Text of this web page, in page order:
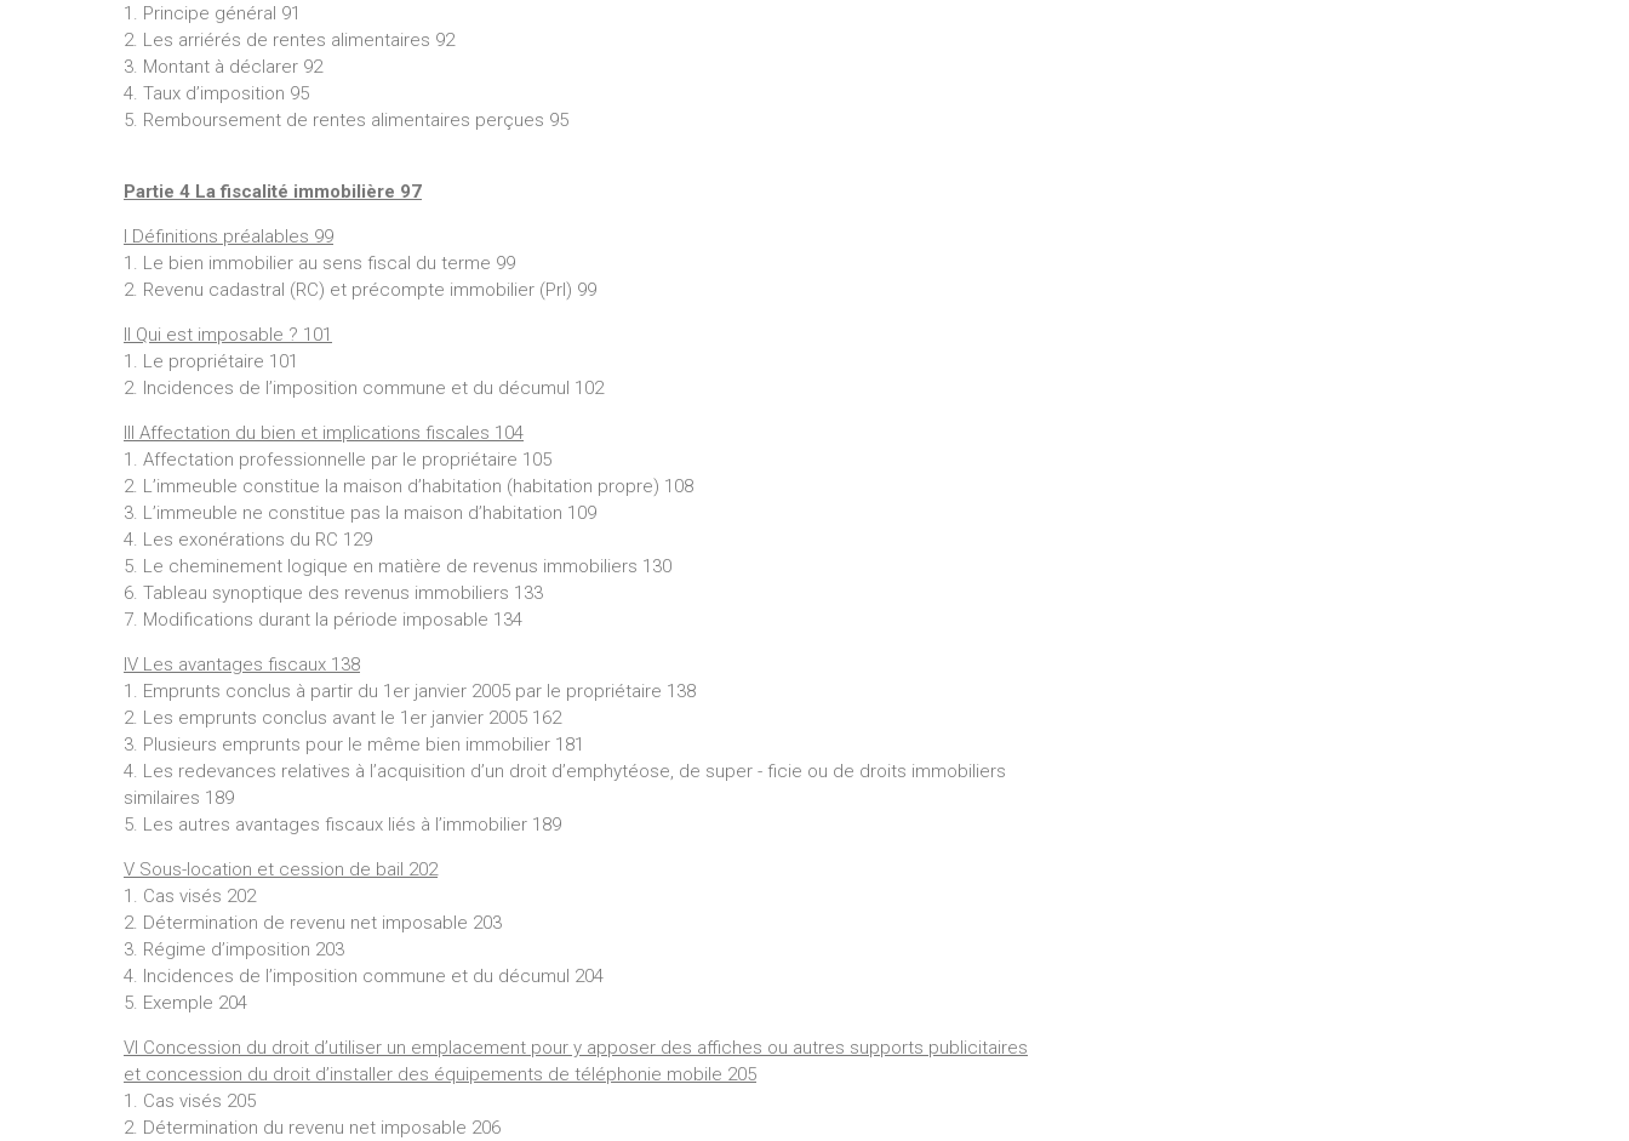
1. Principe général 91
2. Les arriérés de rentes alimentaires 92
3. Montant à déclarer 92
4. Taux d’imposition 95
5. Remboursement de rentes alimentaires perçues 95
Partie 4 La fiscalité immobilière 97
I Définitions préalables 99
1. Le bien immobilier au sens fiscal du terme 99
2. Revenu cadastral (RC) et précompte immobilier (PrI) 99
II Qui est imposable ? 101
1. Le propriétaire 101
2. Incidences de l’imposition commune et du décumul 102
III Affectation du bien et implications fiscales 104
1. Affectation professionnelle par le propriétaire 105
2. L’immeuble constitue la maison d’habitation (habitation propre) 108
3. L’immeuble ne constitue pas la maison d’habitation 109
4. Les exonérations du RC 129
5. Le cheminement logique en matière de revenus immobiliers 130
6. Tableau synoptique des revenus immobiliers 133
7. Modifications durant la période imposable 134
IV Les avantages fiscaux 138
1. Emprunts conclus à partir du 1er janvier 2005 par le propriétaire 138
2. Les emprunts conclus avant le 1er janvier 2005 162
3. Plusieurs emprunts pour le même bien immobilier 181
4. Les redevances relatives à l’acquisition d’un droit d’emphytéose, de super - ficie ou de droits immobiliers
similaires 189
5. Les autres avantages fiscaux liés à l’immobilier 189
V Sous-location et cession de bail 202
1. Cas visés 202
2. Détermination de revenu net imposable 203
3. Régime d’imposition 203
4. Incidences de l’imposition commune et du décumul 204
5. Exemple 204
VI Concession du droit d’utiliser un emplacement pour y apposer des affiches ou autres supports publicitaires
et concession du droit d’installer des équipements de téléphonie mobile 205
1. Cas visés 205
2. Détermination du revenu net imposable 206